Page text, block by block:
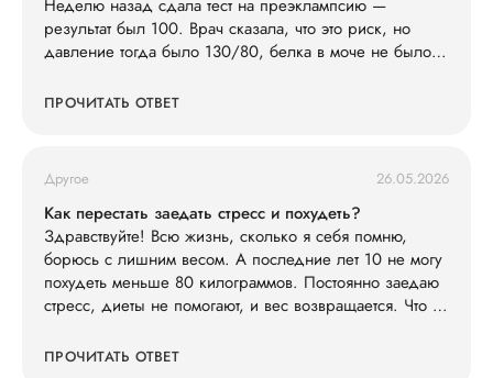
Неделю назад сдала тест на преэклампсию —
результат был 100. Врач сказала, что это риск, но
давление тогда было 130/80, белка в моче не было.
жмут), голова побаливает, но терпимо, давление дома
ПРОЧИТАТЬ ОТВЕТ
Другое 26.05.2026
Как перестать заедать стресс и похудеть?
Здравствуйте! Всю жизнь, сколько я себя помню,
борюсь с лишним весом. А последние лет 10 не могу
похудеть меньше 80 килограммов. Постоянно заедаю
стресс, диеты не помогают, и вес возвращается. Что со
ПРОЧИТАТЬ ОТВЕТ